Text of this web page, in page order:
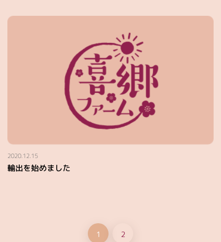
2020.12.15
輸出を始めました
1 2